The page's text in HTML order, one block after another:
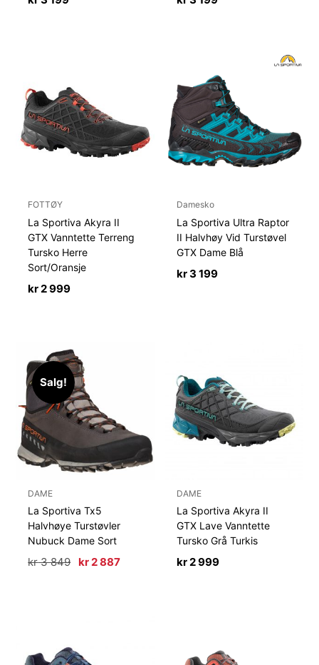
FOTTØY
La Sportiva Akyra II
GTX Vanntette Terreng
Tursko Herre
Sort/Oransje
kr 2 999
Damesko
La Sportiva Ultra Raptor
II Halvhøy Vid Turstøvel
GTX Dame Blå
kr3 199
Salg!
DAME
La Sportiva Tx5
Halvhøye Turstøvler
Nubuck Dame Sort
kr3 849 Opprinnelig
kr2 887Nåværende
DAME
La Sportiva Akyra II
GTX Lave Vanntette
Tursko Grå Turkis
kr2 999